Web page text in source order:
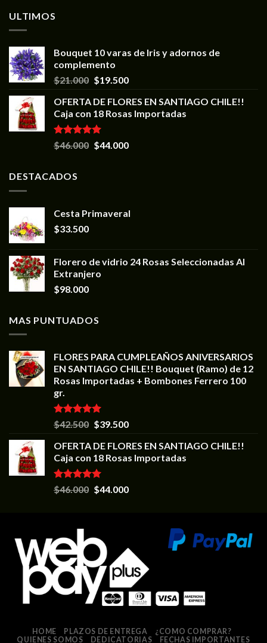
ULTIMOS
Bouquet 10 varas de Iris y adornos de
complemento
$21.000 $19.500
OFERTA DE FLORES EN SANTIAGO CHILE!!
Caja con 18 Rosas Importadas
Valorado en
5.00
$46.000 $44.000
DESTACADOS
Cesta Primaveral
$33.500
Florero de vidrio 24 Rosas Seleccionadas Al
Extranjero
$98.000
MAS PUNTUADOS
FLORES PARA CUMPLEAÑOS ANIVERSARIOS
EN SANTIAGO CHILE!! Bouquet (Ramo) de 12
Rosas Importadas + Bombones Ferrero 100
gr.
Valorado en
5.00
$42.500 $39.500
OFERTA DE FLORES EN SANTIAGO CHILE!!
Caja con 18 Rosas Importadas
Valorado en
5.00
$46.000 $44.000
HOME PLAZOS DE ENTREGA
¿COMO COMPRAR?
QUIENES SOMOS
DEDICATORIAS FECHAS IMPORTANTES